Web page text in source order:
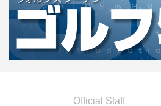
Official Staff